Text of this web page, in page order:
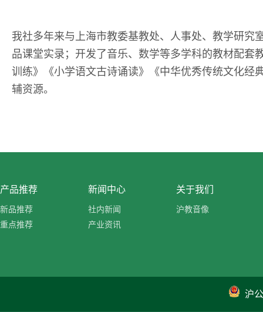
我社多年来与上海市教委基教处、人事处、教学研究
品课堂实录；开发了音乐、数学等多学科的教材配套
训练》《小学语文古诗诵读》《中华优秀传统文化经
辅资源。
产品推荐
新品推荐
重点推荐
新闻中心
社内新闻
产业资讯
关于我们
沪教音像
沪